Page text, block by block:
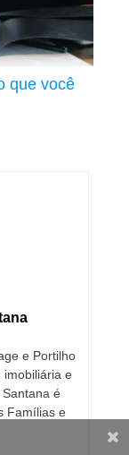
que você
e Portilho
imobiliária e
é
Famílias e